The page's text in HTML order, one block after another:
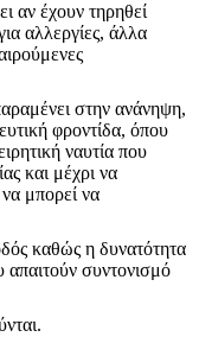
αν έχουν τηρηθεί
αλλεργίες, άλλα
στην ανάνηψη,
φροντίδα, όπου
ναυτία που
και μέχρι να
μπορεί να
καθώς η δυνατότητα
απαιτούν συντονισμό